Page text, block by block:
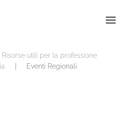
Risorse utili per la professione
Eventi Regionali